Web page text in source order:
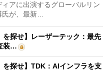
アに出演するグローバルリン
氏が、最新…
を探せ】レーザーテック：最先
装…
を探せ】TDK：AIインフラを支